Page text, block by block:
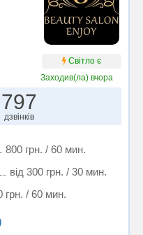
Світло є
Заходив(ла) вчора
797
дзвінків
800 грн. / 60 мин.
від 300 грн. / 30 мин.
грн. / 60 мин.